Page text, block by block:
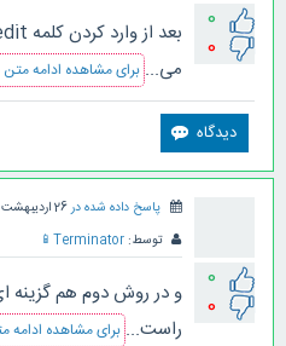
0
0
می... برای مشاهده ادامه متن
0
0
پاسخ داده شده در26 اردیبهشت 1398
توسط: Terminator
📱
و در روش دوم هم گزینه
راست... برای مشاهده ادامه